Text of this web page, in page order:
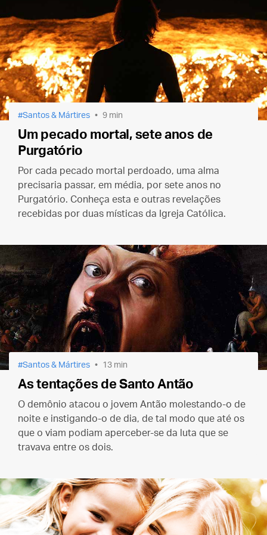
Santos & Mártires 9 min
Um pecado mortal, sete anos de
Purgatório
Por cada pecado mortal perdoado, uma alma
precisaria passar, em média, por sete anos no
Purgatório. Conheça esta e outras revelações
recebidas por duas místicas da Igreja Católica.
Santos & Mártires 13 min
As tentações de Santo Antão
O demônio atacou o jovem Antão molestando-o de
noite e instigando-o de dia, de tal modo que até os
que o viam podiam aperceber-se da luta que se
travava entre os dois.